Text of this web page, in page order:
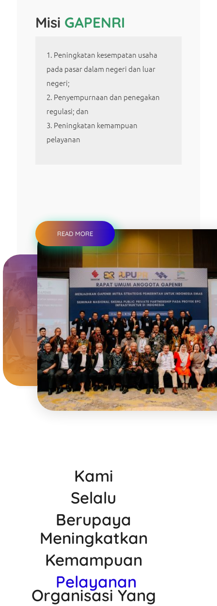
Misi GAPENRI
Peningkatan kesempatan usaha
pada pasar dalam negeri dan luar
negeri;
Penyempurnaan dan penegakan
regulasi; dan
Peningkatan kemampuan
pelayanan
READ MORE
Kami
Selalu
Berupaya
Meningkatkan
Kemampuan
Pelayanan
Organisasi Yang